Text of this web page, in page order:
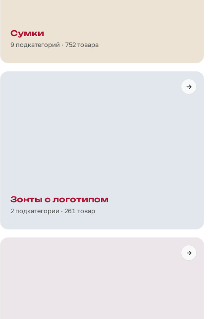
Сумки
9 подкатегорий · 752 товара
Зонты с логотипом
2 подкатегории · 261 товар